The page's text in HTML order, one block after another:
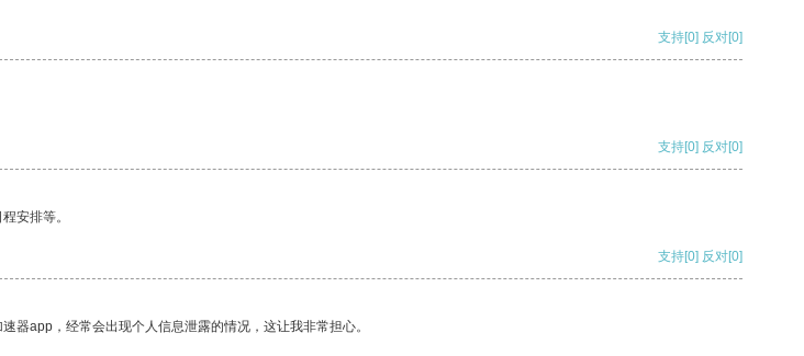
支持[0] 反对[0]
支持[0] 反对[0]
安排等。
支持[0] 反对[0]
器app，经常会出现个人信息泄露的情况，这让我非常担心。